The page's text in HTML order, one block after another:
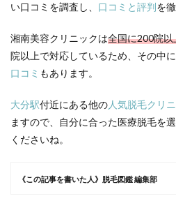
い口コミを調査し、 口コミと評判を
湘南美容クリニックは全国に200院以
院以上で対応しているため、その中
口コミ もあります。
大分駅付近にある他の人気脱毛クリ
ますので、自分に合った医療脱毛を
くださいね。
《この記事を書いた人》脱毛図鑑 編集部